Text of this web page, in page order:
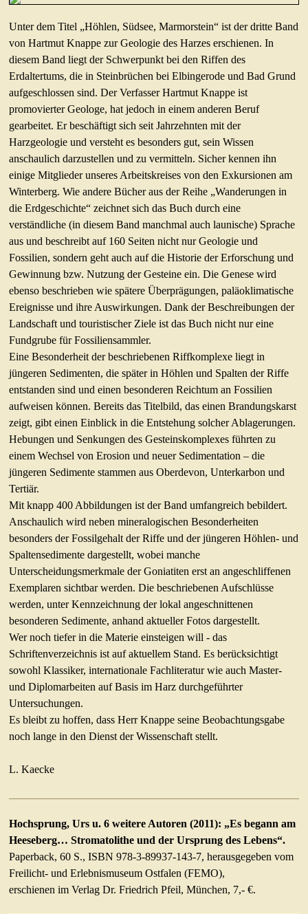
Unter dem Titel „Höhlen, Südsee, Marmorstein“ ist der dritte Band
von Hartmut Knappe zur Geologie des Harzes erschienen. In
diesem Band liegt der Schwerpunkt bei den Riffen des
Erdaltertums, die in Steinbrüchen bei Elbingerode und Bad Grund
aufgeschlossen sind. Der Verfasser Hartmut Knappe ist
promovierter Geologe, hat jedoch in einem anderen Beruf
gearbeitet. Er beschäftigt sich seit Jahrzehnten mit der
Harzgeologie und versteht es besonders gut, sein Wissen
anschaulich darzustellen und zu vermitteln. Sicher kennen ihn
einige Mitglieder unseres Arbeitskreises von den Exkursionen am
Winterberg. Wie andere Bücher aus der Reihe „Wanderungen in
die Erdgeschichte“ zeichnet sich das Buch durch eine
verständliche (in diesem Band manchmal auch launische) Sprache
aus und beschreibt auf 160 Seiten nicht nur Geologie und
Fossilien, sondern geht auch auf die Historie der Erforschung und
Gewinnung bzw. Nutzung der Gesteine ein. Die Genese wird
ebenso beschrieben wie spätere Überprägungen, paläoklimatische
Ereignisse und ihre Auswirkungen. Dank der Beschreibungen der
Landschaft und touristischer Ziele ist das Buch nicht nur eine
Fundgrube für Fossiliensammler.
Eine Besonderheit der beschriebenen Riffkomplexe liegt in
jüngeren Sedimenten, die später in Höhlen und Spalten der Riffe
entstanden sind und einen besonderen Reichtum an Fossilien
aufweisen können. Bereits das Titelbild, das einen Brandungskarst
zeigt, gibt einen Einblick in die Entstehung solcher Ablagerungen.
Hebungen und Senkungen des Gesteinskomplexes führten zu
einem Wechsel von Erosion und neuer Sedimentation – die
jüngeren Sedimente stammen aus Oberdevon, Unterkarbon und
Tertiär.
Mit knapp 400 Abbildungen ist der Band umfangreich bebildert.
Anschaulich wird neben mineralogischen Besonderheiten
besonders der Fossilgehalt der Riffe und der jüngeren Höhlen- und
Spaltensedimente dargestellt, wobei manche
Unterscheidungsmerkmale der Goniatiten erst an angeschliffenen
Exemplaren sichtbar werden. Die beschriebenen Aufschlüsse
werden, unter Kennzeichnung der lokal angeschnittenen
besonderen Sedimente, anhand aktueller Fotos dargestellt.
Wer noch tiefer in die Materie einsteigen will - das
Schriftenverzeichnis ist auf aktuellem Stand. Es berücksichtigt
sowohl Klassiker, internationale Fachliteratur wie auch Master-
und Diplomarbeiten auf Basis im Harz durchgeführter
Untersuchungen.
Es bleibt zu hoffen, dass Herr Knappe seine Beobachtungsgabe
noch lange in den Dienst der Wissenschaft stellt.
L. Kaecke
Hochsprung, Urs u. 6 weitere Autoren (2011): „Es begann am
Heeseberg… Stromatolithe und der Ursprung des Lebens“.
Paperback, 60 S., ISBN 978-3-89937-143-7, herausgegeben vom
Freilicht- und Erlebnismuseum Ostfalen (FEMO),
erschienen im Verlag Dr. Friedrich Pfeil, München, 7,- €.